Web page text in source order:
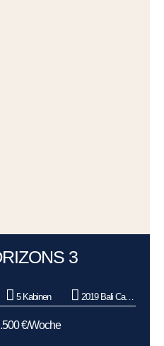
3
5 Kabinen 2019 Bali Catamarans
€/Woche